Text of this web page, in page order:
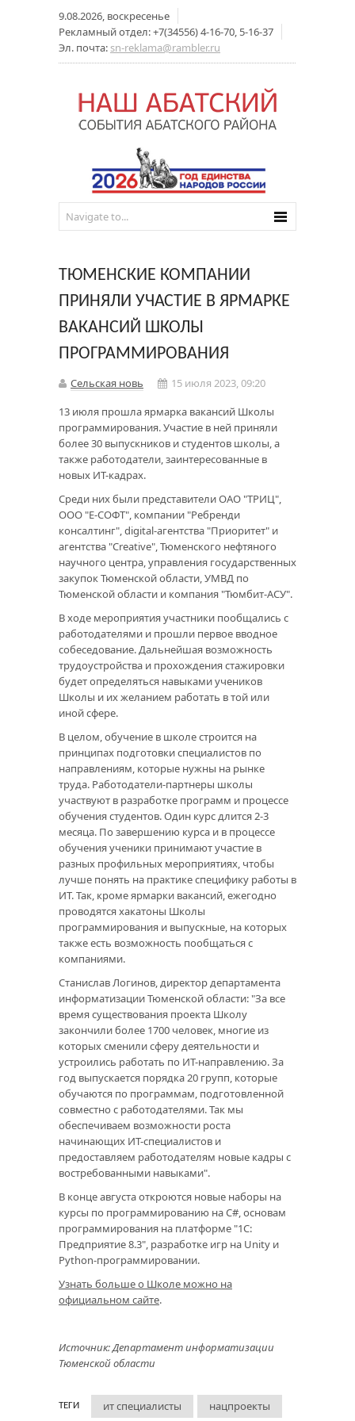
9.08.2026, воскресенье
Рекламный отдел: +7(34556) 4-16-70, 5-16-37
Эл. почта: sn-reklama@rambler.ru
ТЮМЕНСКИЕ КОМПАНИИ
ПРИНЯЛИ УЧАСТИЕ В ЯРМАРКЕ
ВАКАНСИЙ ШКОЛЫ
ПРОГРАММИРОВАНИЯ
Сельская новь
15 июля 2023, 09:20
13 июля прошла ярмарка вакансий Школы
программирования. Участие в ней приняли
более 30 выпускников и студентов школы, а
также работодатели, заинтересованные в
новых ИТ-кадрах.
Среди них были представители ОАО "ТРИЦ",
ООО "Е-СОФТ", компании "Ребренди
консалтинг", digital-агентства "Приоритет" и
агентства "Creative", Тюменского нефтяного
научного центра, управления государственных
закупок Тюменской области, УМВД по
Тюменской области и компания "Тюмбит-АСУ".
В ходе мероприятия участники пообщались с
работодателями и прошли первое вводное
собеседование. Дальнейшая возможность
трудоустройства и прохождения стажировки
будет определяться навыками учеников
Школы и их желанием работать в той или
иной сфере.
В целом, обучение в школе строится на
принципах подготовки специалистов по
направлениям, которые нужны на рынке
труда. Работодатели-партнеры школы
участвуют в разработке программ и процессе
обучения студентов. Один курс длится 2-3
месяца. По завершению курса и в процессе
обучения ученики принимают участие в
разных профильных мероприятиях, чтобы
лучше понять на практике специфику работы в
ИТ. Так, кроме ярмарки вакансий, ежегодно
проводятся хакатоны Школы
программирования и выпускные, на которых
также есть возможность пообщаться с
компаниями.
Станислав Логинов, директор департамента
информатизации Тюменской области: "За все
время существования проекта Школу
закончили более 1700 человек, многие из
которых сменили сферу деятельности и
устроились работать по ИТ-направлению. За
год выпускается порядка 20 групп, которые
обучаются по программам, подготовленной
совместно с работодателями. Так мы
обеспечиваем возможности роста
начинающих ИТ-специалистов и
предоставляем работодателям новые кадры с
востребованными навыками".
В конце августа откроются новые наборы на
курсы по программированию на C#, основам
программирования на платформе "1С:
Предприятие 8.3", разработке игр на Unity и
Python-программировании.
Узнать больше о Школе можно на
официальном сайте.
Источник: Департамент информатизации
Тюменской области
ТЕГИ ит специалисты нацпроекты